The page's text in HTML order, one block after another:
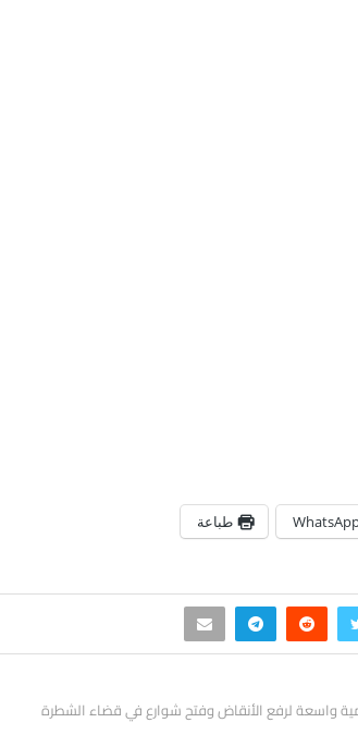
طباعة
واسعة لرفع الأنقاض وفتح شوارع في قضاء الشطرة